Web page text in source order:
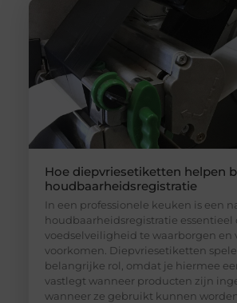
Hoe diepvriesetiketten helpen
houdbaarheidsregistratie
In een professionele keuken is een
houdbaarheidsregistratie essentieel
voedselveiligheid te waarborgen en
voorkomen. Diepvriesetiketten
belangrijke rol, omdat je hiermee
vastlegt wanneer producten zijn
wanneer ze gebruikt kunnen